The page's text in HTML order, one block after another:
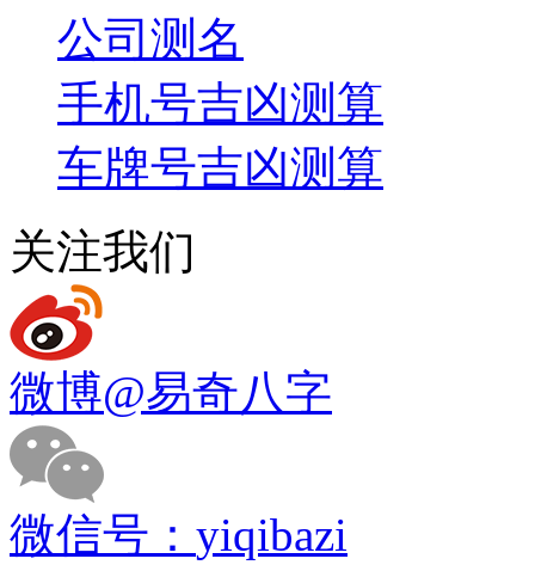
公司测名
手机号吉凶测算
车牌号吉凶测算
关注我们
微博@易奇八字
微信号： yiqibazi